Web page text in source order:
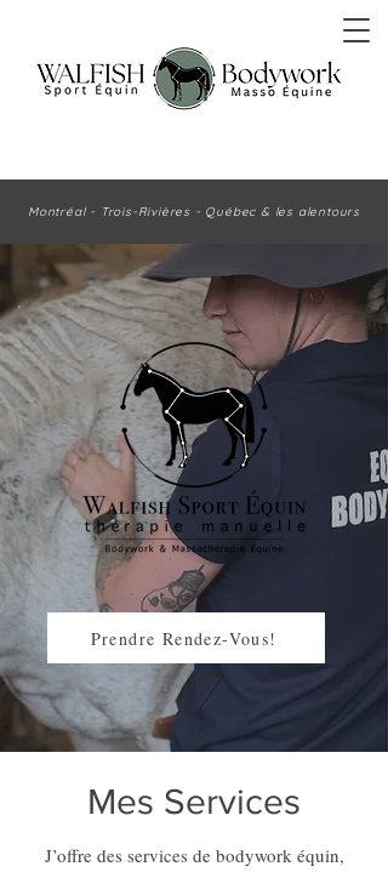
Montréal - Trois-Rivières - Québec & les alentours
Prendre Rendez-Vous!
Mes Services
J’offre des services de bodywork équin,